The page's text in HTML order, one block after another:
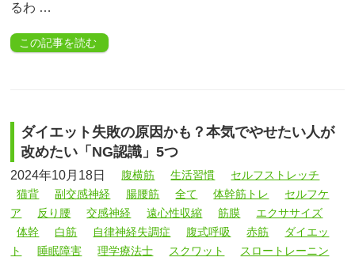
るわ …
この記事を読む
ダイエット失敗の原因かも？本気でやせたい人が
改めたい「NG認識」5つ
2024年10月18日 腹横筋 生活習慣
セルフストレッチ
猫背
副交感神経 腸腰筋 全て 体幹筋トレ
セルフケ
ア
反り腰 交感神経 遠心性収縮 筋膜
エクササイズ
体幹
白筋 自律神経失調症 腹式呼吸 赤筋
ダイエッ
ト
睡眠障害 理学療法士 スクワット スロートレーニン